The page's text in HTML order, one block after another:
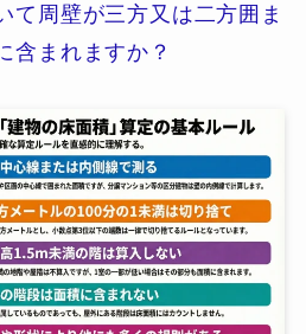
て周壁が三方又は二方囲ま
含まれますか？